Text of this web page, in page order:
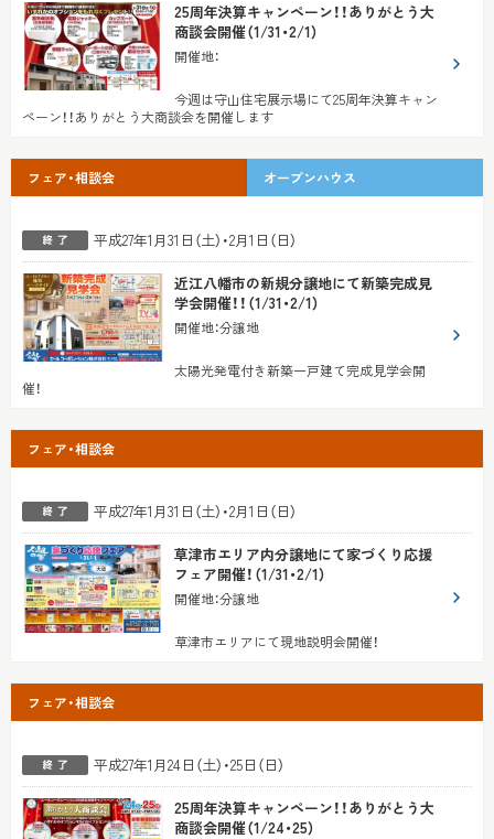
25周年決算キャンペーン！！ありがとう大
商談会開催（1/31・2/1）
開催地：
今週は守山住宅展示場にて25周年決算キャン
ペーン！！ありがとう大商談会を開催します
フェア・相談会 オープンハウス
平成27年1月31日（土）・2月1日（日）
近江八幡市の新規分譲地にて新築完成見
学会開催！！（1/31・2/1）
開催地：分譲地
太陽光発電付き新築一戸建て完成見学会開
催！
フェア・相談会
平成27年1月31日（土）・2月1日（日）
草津市エリア内分譲地にて家づくり応援
フェア開催！（1/31・2/1）
開催地：分譲地
草津市エリアにて現地説明会開催！
フェア・相談会
平成27年1月24日（土）・25日（日）
25周年決算キャンペーン！！ありがとう大
商談会開催（1/24・25）